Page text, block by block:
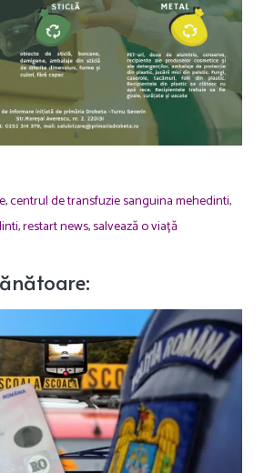
,centrul de transfuzie sanguina mehedinti,
,restart news,salvează o viață
: